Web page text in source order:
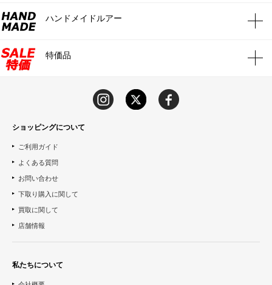
ハンドメイドルアー
特価品
ショッピングについて
ご利用ガイド
よくある質問
お問い合わせ
下取り購入に関して
買取に関して
店舗情報
私たちについて